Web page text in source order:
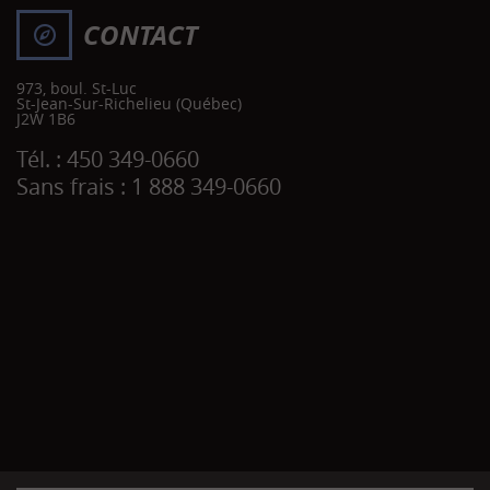
CONTACT
973, boul. St-Luc
St-Jean-Sur-Richelieu (Québec)
J2W 1B6
Tél. : 450 349-0660
Sans frais : 1 888 349-0660